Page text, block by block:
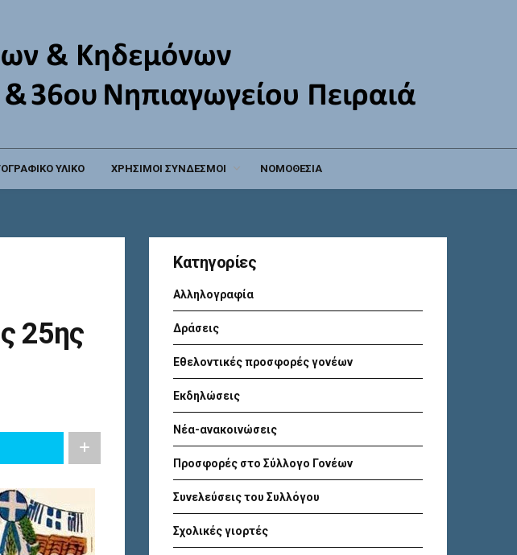
ΥΛΙΚΟ ΧΡΗΣΙΜΟΙ ΣΥΝΔΕΣΜΟΙ ΝΟΜΟΘΕΣΙΑ
25ης
Kατηγορίες
Αλληλογραφία
Δράσεις
Εθελοντικές προσφορές γονέων
Εκδηλώσεις
Νέα-ανακοινώσεις
Προσφορές στο Σύλλογο Γονέων
Συνελεύσεις του Συλλόγου
Σχολικές γιορτές